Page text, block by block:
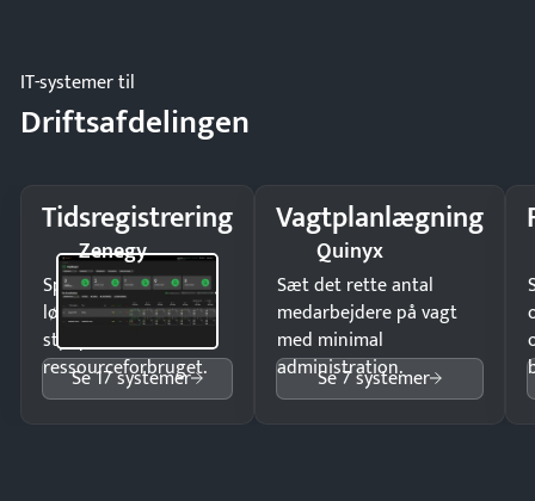
IT-systemer til
Driftsafdelingen
Tidsregistrering
Zenegy
Spar tid på
lønberegning og få
styr på
ressourceforbruget.
Se 17 systemer
Vagtplanlægning
Quinyx
Sæt det rette antal
medarbejdere på vagt
med minimal
administration.
Se 7 systemer